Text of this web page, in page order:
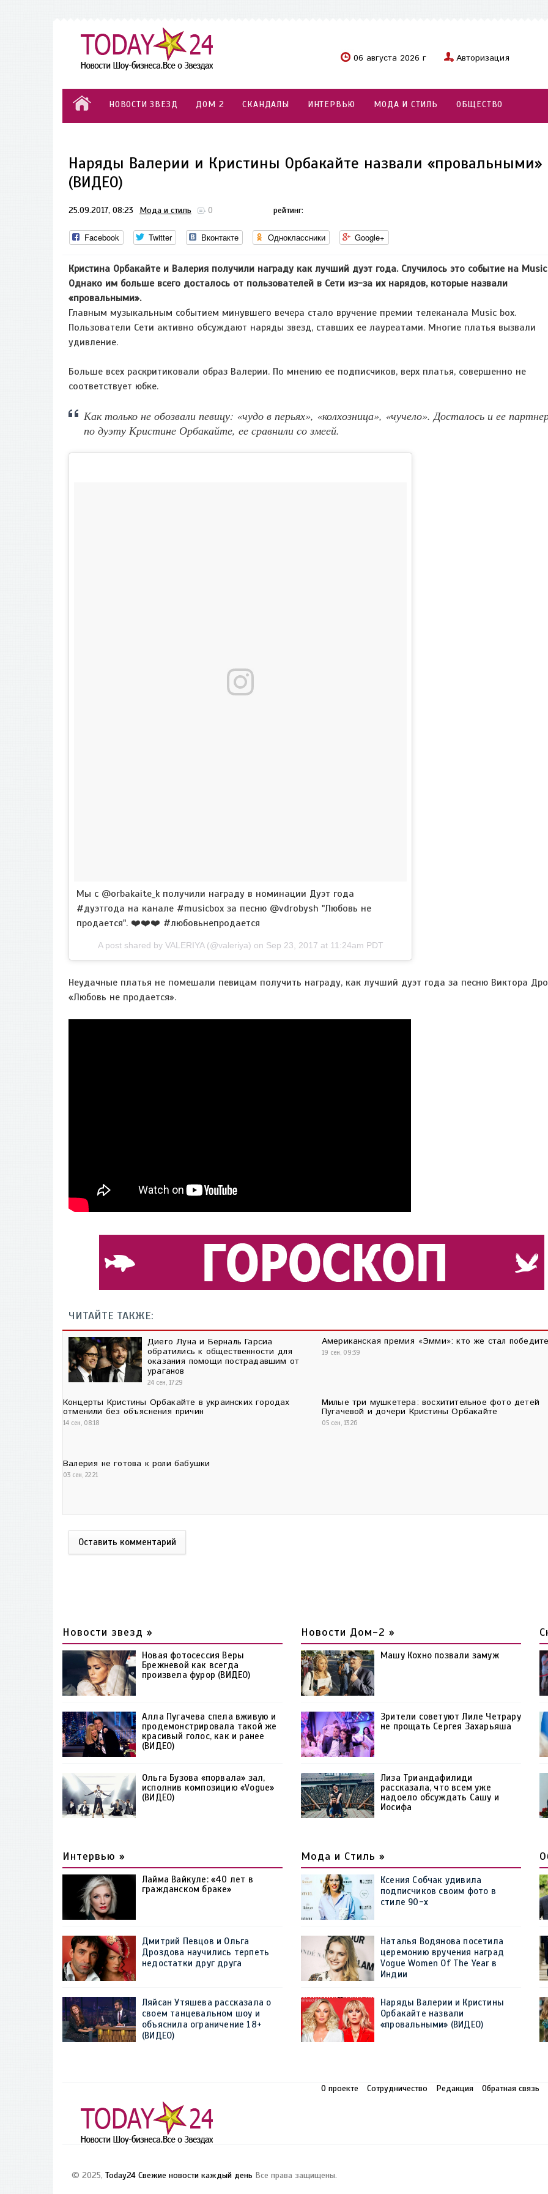
06 августа 2026 г Авторизация
НОВОСТИ ЗВЕЗД ДОМ 2 СКАНДАЛЫ ИНТЕРВЬЮ МОДА И СТИЛЬ ОБЩЕСТВО
Наряды Валерии и Кристины Орбакайте назвали «провальными»
(ВИДЕО)
25.09.2017, 08:23 Мода и стиль 0 рейтинг:
Facebook Twitter Вконтакте Одноклассники Google+
Кристина Орбакайте и Валерия получили награду как лучший дуэт года. Случилось это событие на
Однако им больше всего досталось от пользователей в Сети из-за их нарядов, которые назвали
«провальными».
Главным музыкальным событием минувшего вечера стало вручение премии телеканала Music box.
Пользователи Сети активно обсуждают наряды звезд, ставших ее лауреатами. Многие платья вызвали
удивление.
Больше всех раскритиковали образ Валерии. По мнению ее подписчиков, верх платья, совершенно не
соответствует юбке.
Как только не обозвали певицу: «чудо в перьях», «колхозница», «чучело». Досталось и ее
по дуэту Кристине Орбакайте, ее сравнили со змеей.
Мы с @orbakaite_k получили награду в номинации Дуэт года
#дуэтгода на канале #musicbox за песню @vdrobysh "Любовь не
продается". ❤️❤️❤️ #любовьнепродается
A post shared by VALERIYA (@valeriya) on Sep 23, 2017 at 11:24am PDT
Неудачные платья не помешали певицам получить награду, как лучший дуэт года за песню Виктора
«Любовь не продается».
ЧИТАЙТЕ ТАКЖЕ:
Диего Луна и Берналь Гарсиа
обратились к общественности для
оказания помощи пострадавшим от
ураганов
24 сен, 17:29
Американская премия «Эмми»: кто же стал
19 сен, 09:39
Концерты Кристины Орбакайте в украинских городах
отменили без объяснения причин
14 сен, 08:18
Милые три мушкетера: восхитительное фото детей
Пугачевой и дочери Кристины Орбакайте
05 сен, 13:26
Валерия не готова к роли бабушки
03 сен, 22:21
Оставить комментарий
Новости звезд »
Новая фотосессия Веры
Брежневой как всегда
произвела фурор (ВИДЕО)
Алла Пугачева спела вживую и
продемонстрировала такой же
красивый голос, как и ранее
(ВИДЕО)
Ольга Бузова «порвала» зал,
исполнив композицию «Vogue»
(ВИДЕО)
Новости Дом-2 »
Машу Кохно позвали замуж
Зрители советуют Лиле Четрару
не прощать Сергея Захарьяша
Лиза Триандафилиди
рассказала, что всем уже
надоело обсуждать Сашу и
Иосифа
Интервью »
Лайма Вайкуле: «40 лет в
гражданском браке»
Дмитрий Певцов и Ольга
Дроздова научились терпеть
недостатки друг друга
Ляйсан Утяшева рассказала о
своем танцевальном шоу и
объяснила ограничение 18+
(ВИДЕО)
Мода и Стиль »
Ксения Собчак удивила
подписчиков своим фото в
стиле 90-х
Наталья Водянова посетила
церемонию вручения наград
Vogue Women Of The Year в
Индии
Наряды Валерии и Кристины
Орбакайте назвали
«провальными» (ВИДЕО)
О проекте Сотрудничество Редакция Обратная связь
© 2025, Today24 Свежие новости каждый день Все права защищены.